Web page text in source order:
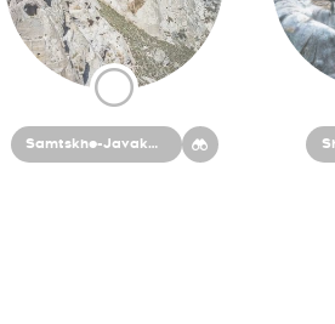
Samtskhe-Javakheti